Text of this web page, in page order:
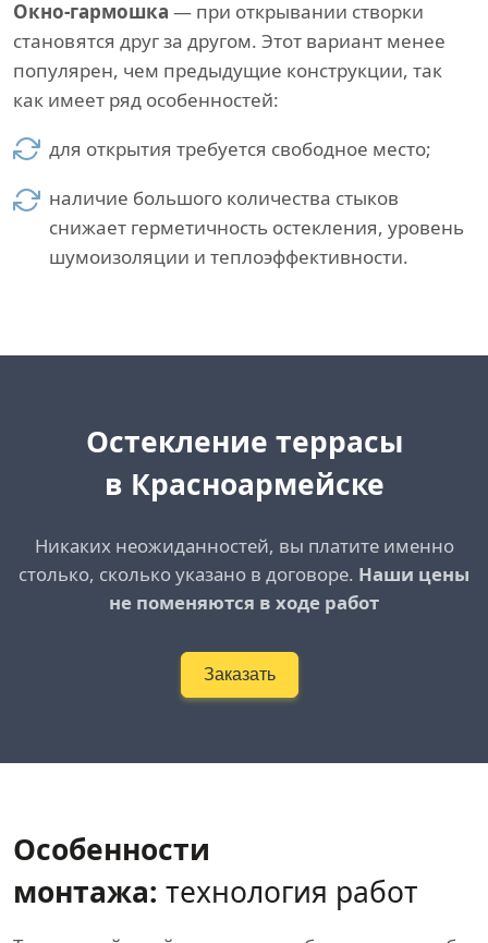
Окно-гармошка — при открывании створки
становятся друг за другом. Этот вариант менее
популярен, чем предыдущие конструкции, так
как имеет ряд особенностей:
для открытия требуется свободное место;
наличие большого количества стыков
снижает герметичность остекления, уровень
шумоизоляции и теплоэффективности.
Остекление террасы
в Красноармейске
Никаких неожиданностей, вы платите именно
столько, сколько указано в договоре. Наши цены
не поменяются в ходе работ
Заказать
Особенности
монтажа: технология работ